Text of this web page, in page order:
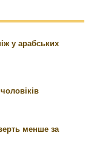
у арабських
менше за